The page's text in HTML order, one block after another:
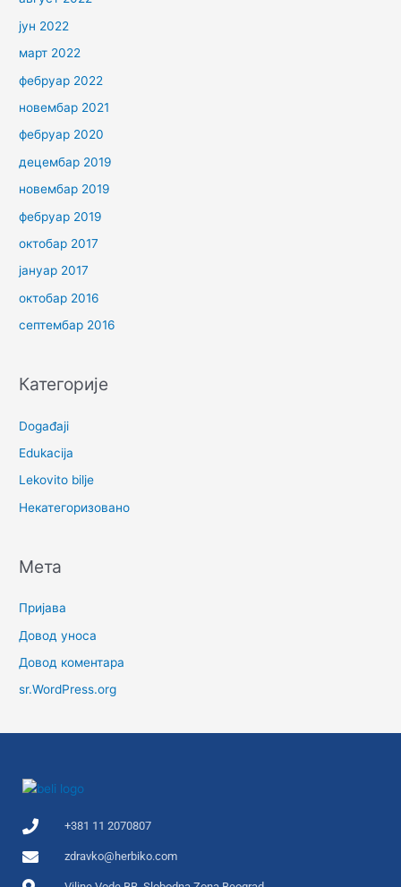
јун 2022
март 2022
фебруар 2022
новембар 2021
фебруар 2020
децембар 2019
новембар 2019
фебруар 2019
октобар 2017
јануар 2017
октобар 2016
септембар 2016
Категорије
Događaji
Edukacija
Lekovito bilje
Некатегоризовано
Мета
Пријава
Довод уноса
Довод коментара
sr.WordPress.org
+381 11 2070807
zdravko@herbiko.com